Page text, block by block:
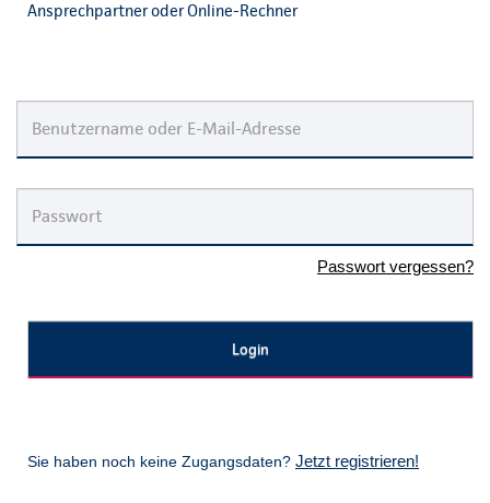
Ansprechpartner oder Online-Rechner
Passwort vergessen?
Sie haben noch keine Zugangsdaten? Jetzt registrieren!